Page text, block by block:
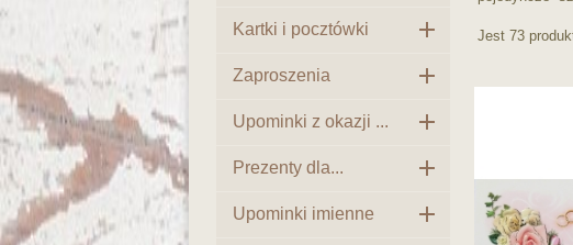
Kartki i pocztówki 
Zaproszenia 
Upominki z okazji ... 
Prezenty dla... 
Upominki imienne 
Jest 73